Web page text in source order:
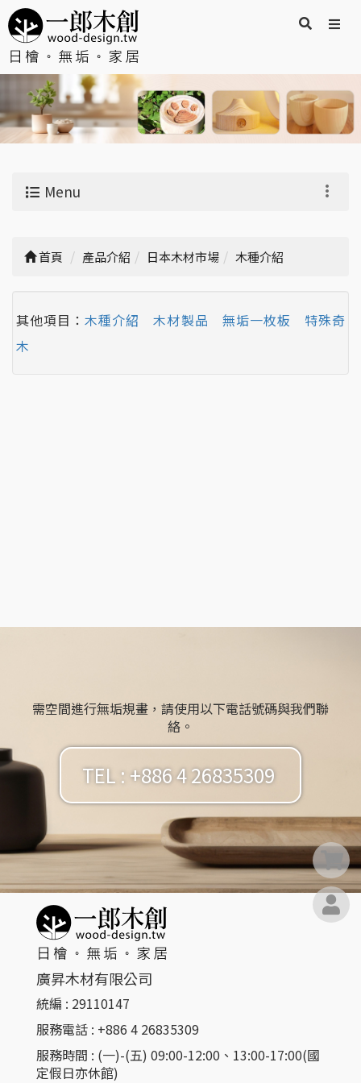
Menu
首頁 產品介紹 日本木材市場 木種介紹
其他項目：木種介紹 木材製品 無垢一枚板
特殊奇
木
需空間進行無垢規畫，請使用以下電話號碼與我們聯
絡。
TEL : +886 4 26835309
廣昇木材有限公司
統編 : 29110147
服務電話 : +886 4 26835309​
服務時間 : (一)-(五) 09:00-12:00、13:00-17:00(國
定假日亦休館)